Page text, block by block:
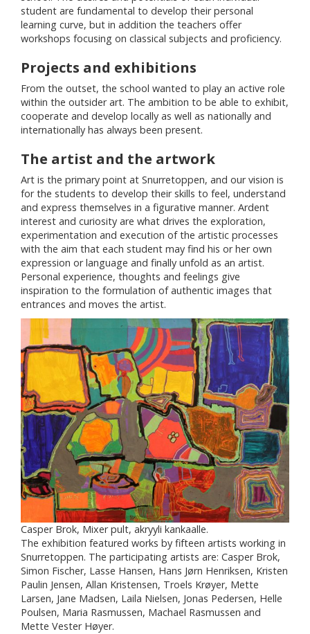
student are fundamental to develop their personal
learning curve, but in addition the teachers offer
workshops focusing on classical subjects and proficiency.
Projects and exhibitions
From the outset, the school wanted to play an active role
within the outsider art. The ambition to be able to exhibit,
cooperate and develop locally as well as nationally and
internationally has always been present.
The artist and the artwork
Art is the primary point at Snurretoppen, and our vision is
for the students to develop their skills to feel, understand
and express themselves in a figurative manner. Ardent
interest and curiosity are what drives the exploration,
experimentation and execution of the artistic processes
with the aim that each student may find his or her own
expression or language and finally unfold as an artist.
Personal experience, thoughts and feelings give
inspiration to the formulation of authentic images that
entrances and moves the artist.
Casper Brok, Mixer pult, akryyli kankaalle.
The exhibition featured works by fifteen artists working in
Snurretoppen. The participating artists are: Casper Brok,
Simon Fischer, Lasse Hansen, Hans Jørn Henriksen, Kristen
Paulin Jensen, Allan Kristensen, Troels Krøyer, Mette
Larsen, Jane Madsen, Laila Nielsen, Jonas Pedersen, Helle
Poulsen, Maria Rasmussen, Machael Rasmussen and
Mette Vester Høyer.